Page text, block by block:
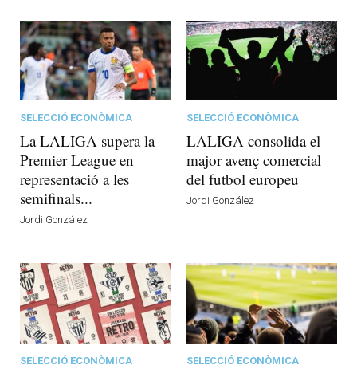
SELECCIÓ ECONÒMICA
La LALIGA supera la
Premier League en
representació a les
semifinals...
Jordi González
SELECCIÓ ECONÒMICA
LALIGA consolida el
major avenç comercial
del futbol europeu
Jordi González
SELECCIÓ ECONÒMICA SELECCIÓ ECONÒMICA